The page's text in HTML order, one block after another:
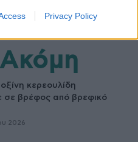
Privacy Policy
κερεουλίδη
σε βρέφος από βρεφικό
2026